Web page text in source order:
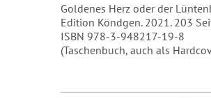
Goldenes Herz oder der
Edition Köndgen. 2021. 203
ISBN 978-3-948217-19-8
(Taschenbuch, auch als